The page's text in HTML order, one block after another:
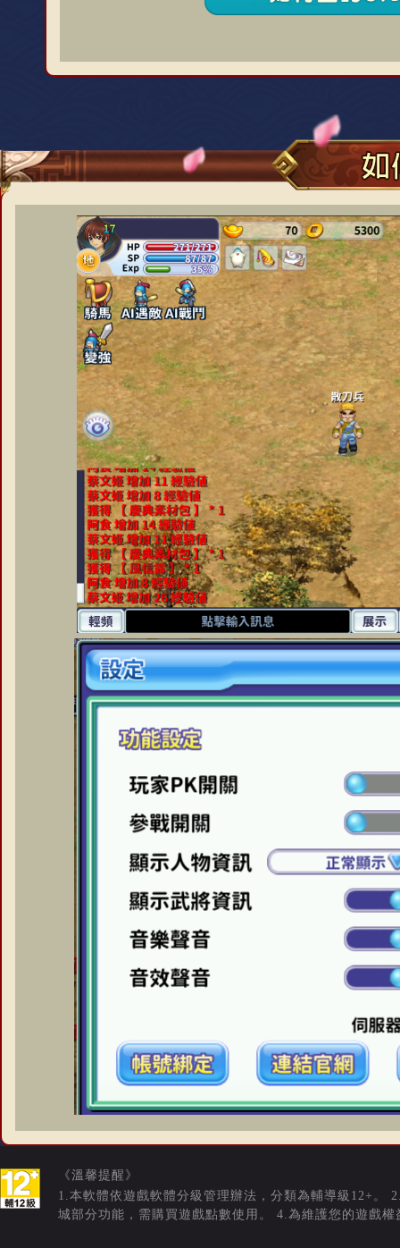
《溫馨提醒》
1.本軟體依遊戲軟體分級管理辦法，分類為輔導級12+。
城部分功能，需購買遊戲點數使用。 4.為維護您的遊戲